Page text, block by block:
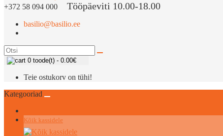
+372 58 094 000 Tööpäeviti 10.00-18.00
basilio@basilio.ee
0 toode(t) - 0.00€
Teie ostukorv on tühi!
Kategooriad
Kõik kassidele